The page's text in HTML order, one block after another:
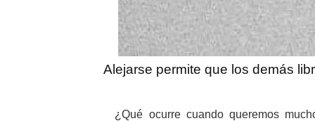
Alejarse permite que los demás
¿Qué ocurre cuando queremos